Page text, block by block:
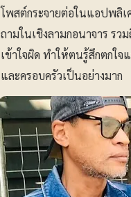
โพสต์กระจายต่อในแอปพลิ
ถามในเชิงลามกอนาจาร รว
เข้าใจผิด ทำให้ตนรู้สึกตกใจ
และครอบครัวเป็นอย่างมาก